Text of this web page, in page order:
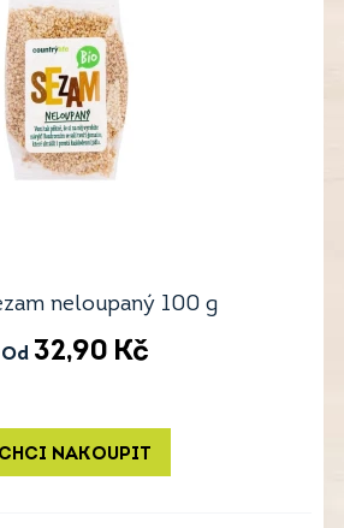
neloupaný 100 g
Od 32,90 Kč
CHCI NAKOUPIT